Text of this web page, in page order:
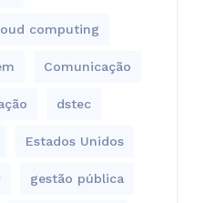
computing
Comunicação
dstec
Estados Unidos
gestão pública